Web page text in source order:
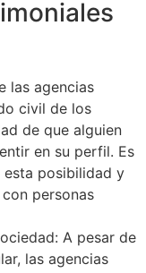
las agencias
civil de los
de que alguien
en su perfil. Es
esta posibilidad y
personas
A pesar de
las agencias